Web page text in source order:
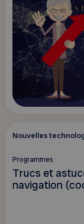
Nouvelles
Programmes
Trucs et
navigation